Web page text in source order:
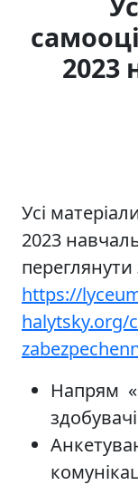
2023
Усі
2023
https://
halytsky.org/
Напрям